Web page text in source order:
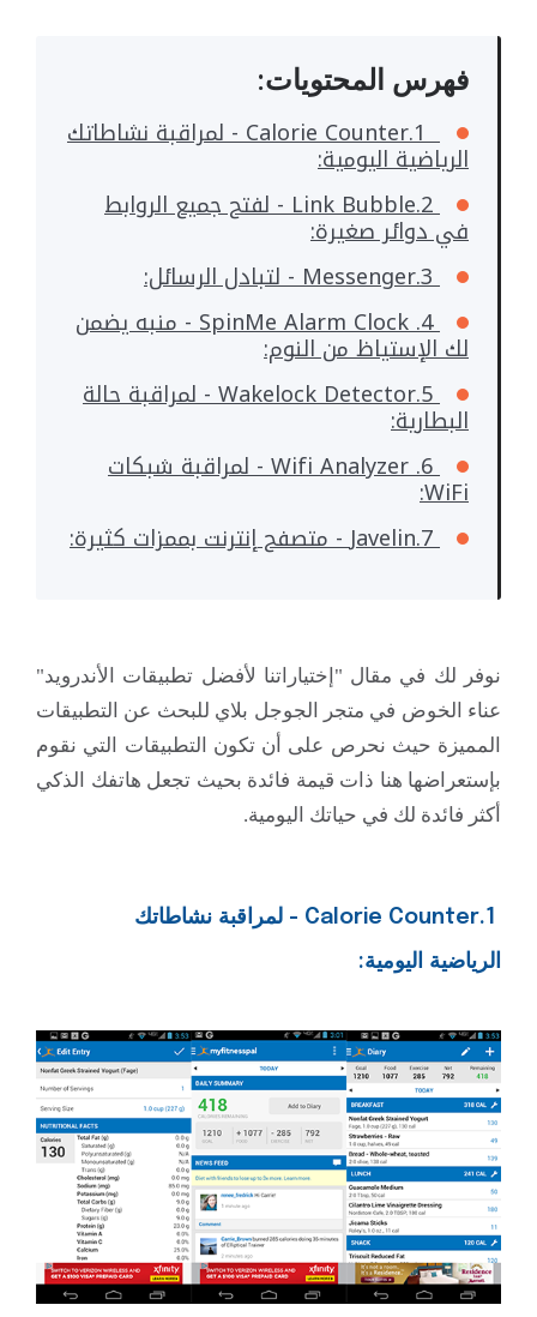
فهرس المحتويات:
1.Calorie Counter - لمراقبة نشاطاتك
الرياضية اليومية:
2.Link Bubble - لفتح جميع الروابط
في دوائر صغيرة:
3.Messenger - لتبادل الرسائل:
4. SpinMe Alarm Clock - منبه يضمن
لك الإستياظ من النوم:
5.Wakelock Detector - لمراقبة حالة
البطارية:
6. Wifi Analyzer - لمراقبة شبكات
WiFi:
7.Javelin - متصفح إنترنت بممزات كثيرة:
نوفر لك في مقال "إختياراتنا لأفضل تطبيقات الأندرويد"
عناء الخوض في متجر الجوجل بلاي للبحث عن التطبيقات
المميزة حيث نحرص على أن تكون التطبيقات التي نقوم
بإستعراضها هنا ذات قيمة فائدة بحيث تجعل هاتفك الذكي
أكثر فائدة لك في حياتك اليومية.
1.Calorie Counter - لمراقبة نشاطاتك
الرياضية اليومية: